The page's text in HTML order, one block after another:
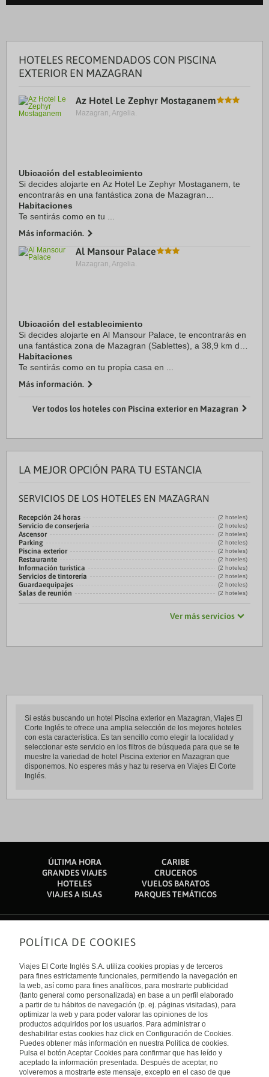
HOTELES RECOMENDADOS CON PISCINA
EXTERIOR EN MAZAGRAN
Az Hotel Le Zephyr Mostaganem
Mazagran, Argelia.
Ubicación del establecimiento
Si decides alojarte en Az Hotel Le Zephyr Mostaganem, te
encontrarás en una fantástica zona de Mazagran
(Sablettes), a 38,8 km de Hadjadj Plage.
Habitaciones
Te sentirás como en tu ...
Más información.
Al Mansour Palace
Mazagran, Argelia.
Ubicación del establecimiento
Si decides alojarte en Al Mansour Palace, te encontrarás en
una fantástica zona de Mazagran (Sablettes), a 38,9 km de
Hadjadj Plage.
Habitaciones
Te sentirás como en tu propia casa en ...
Más información.
Ver todos los hoteles con Piscina exterior en Mazagran
LA MEJOR OPCIÓN PARA TU ESTANCIA
SERVICIOS DE LOS HOTELES EN MAZAGRAN
Recepción 24 horas (2 hoteles)
Servicio de conserjería (2 hoteles)
Ascensor (2 hoteles)
Parking (2 hoteles)
Piscina exterior (2 hoteles)
Restaurante (2 hoteles)
Información turística (2 hoteles)
Servicios de tintorería (2 hoteles)
Guardaequipajes (2 hoteles)
Salas de reunión (2 hoteles)
Ver más servicios
Si estás buscando un hotel Piscina exterior en Mazagran, Viajes El
Corte Inglés te ofrece una amplia selección de los mejores hoteles
con esta característica. Es tan sencillo como elegir la localidad y
seleccionar este servicio en los filtros de búsqueda para que se te
muestre la variedad de hotel Piscina exterior en Mazagran que
disponemos. No esperes más y haz tu reserva en Viajes El Corte
Inglés.
ÚLTIMA HORA
CARIBE
GRANDES VIAJES
CRUCEROS
HOTELES
VUELOS BARATOS
VIAJES A ISLAS
PARQUES TEMÁTICOS
Sobre nosotros
Quiénes somos
Financiación
Sostenibilidad
Turismo accesible
Tarjeta El Corte Inglés
Trabaja con nosotros
El Corte Inglés
Canal Ético
Enlaces de interés
Guías de viaje
Catálogos
Auto check-in
Condiciones Generales
Política de privacidad
Política de cookies
Accesibilidad
Empresas/ Grupos
Internacional
España
Visita nuestro blog
POLÍTICA DE COOKIES
Viajes El Corte Inglés S.A. utiliza cookies propias y de terceros
para fines estrictamente funcionales, permitiendo la navegación en
la web, así como para fines analíticos, para mostrarte publicidad
(tanto general como personalizada) en base a un perfil elaborado
a partir de tu hábitos de navegación (p. ej. páginas visitadas), para
optimizar la web y para poder valorar las opiniones de los
productos adquiridos por los usuarios. Para administrar o
deshabilitar estas cookies haz click en Configuración de Cookies.
Puedes obtener más información en nuestra Política de cookies.
Pulsa el botón Aceptar Cookies para confirmar que has leído y
aceptado la información presentada. Después de aceptar, no
volveremos a mostrarte este mensaje, excepto en el caso de que